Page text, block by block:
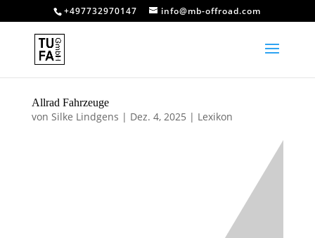
+497732970147 info@mb-offroad.com
Allrad Fahrzeuge
von Silke Lindgens | Dez. 4, 2025 | Lexikon